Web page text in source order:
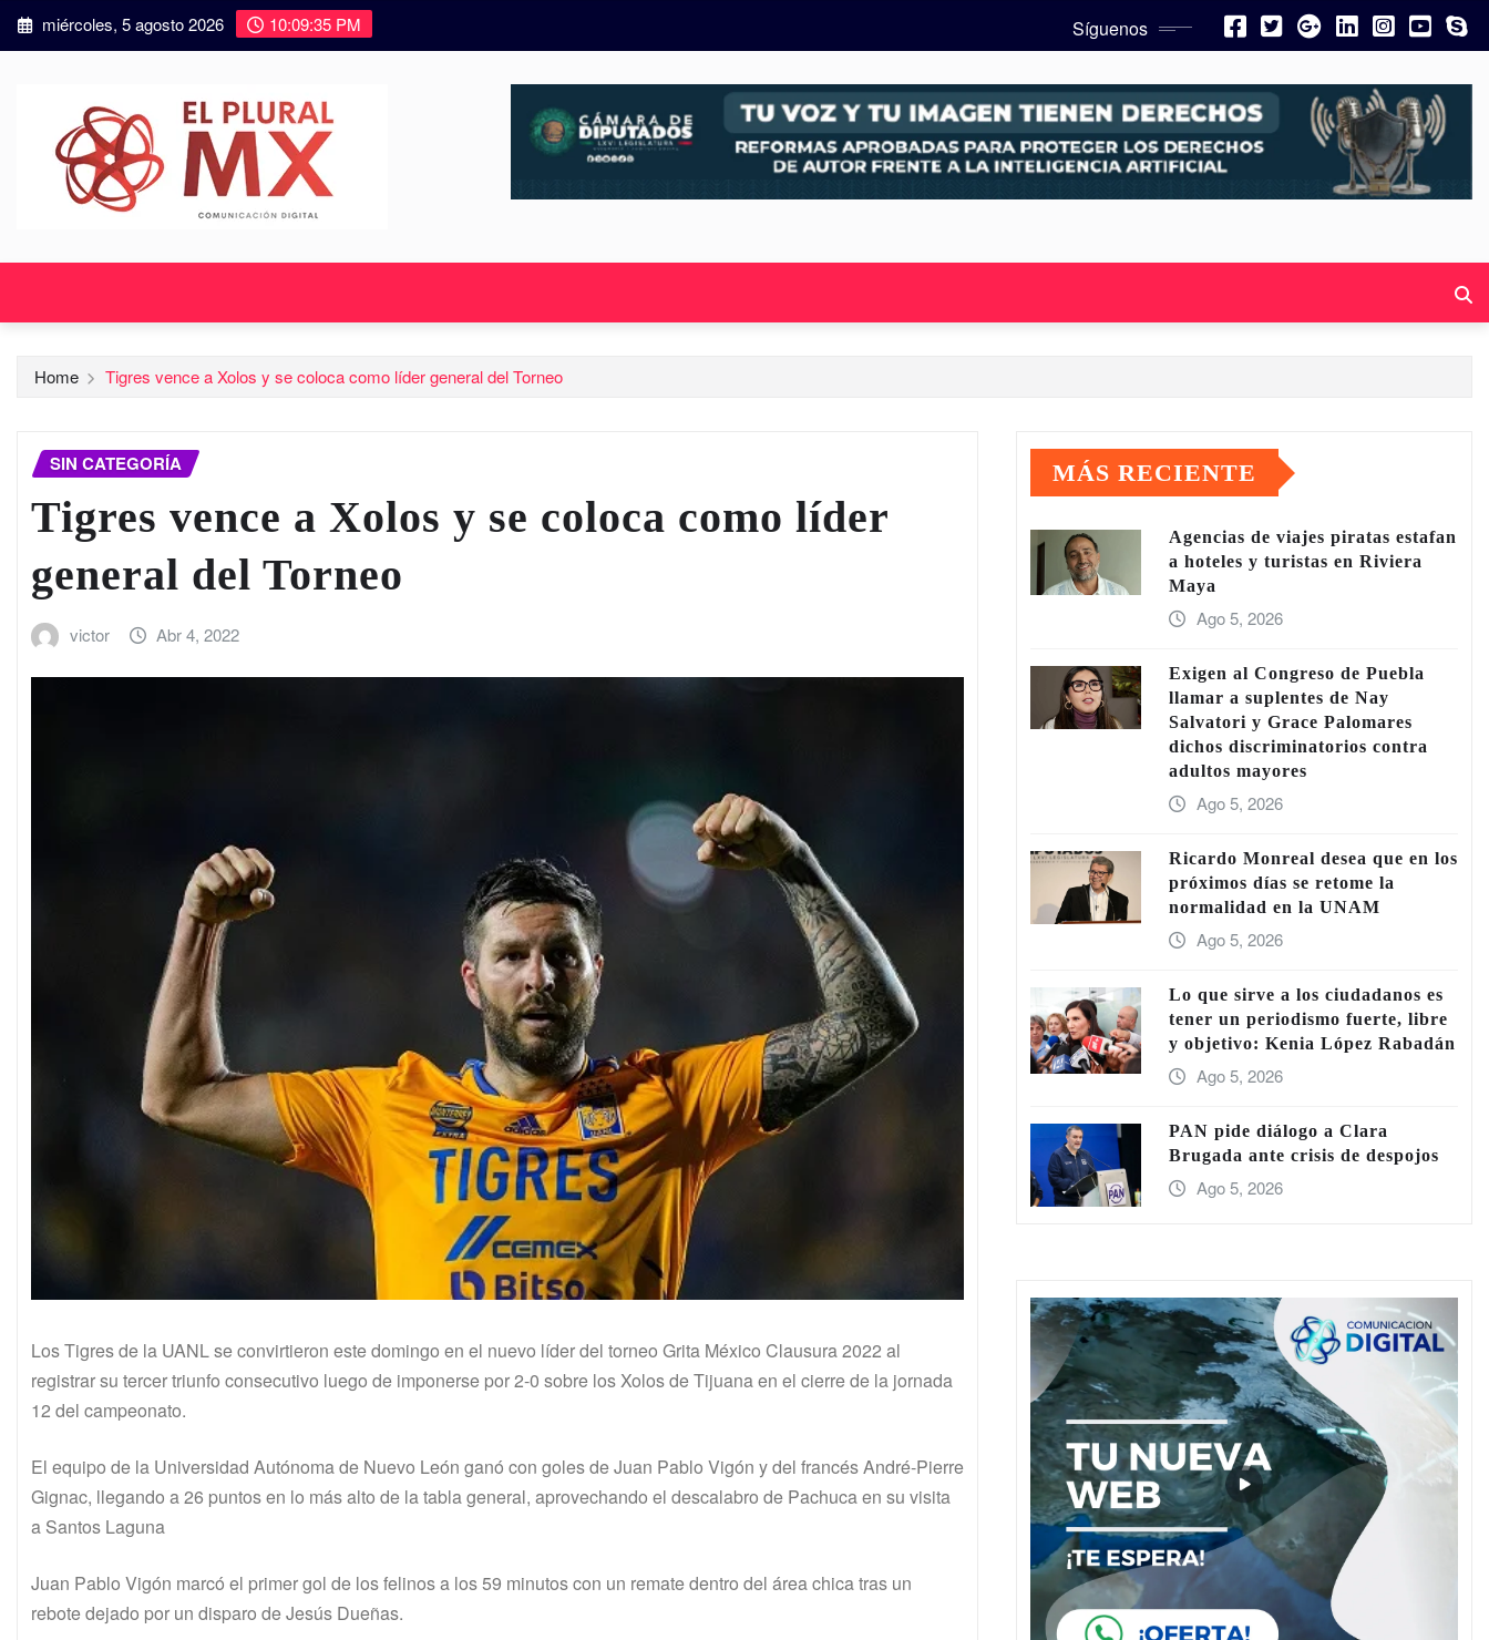
miércoles, 5 agosto 2026 10:09:36 PM Síguenos
Home Tigres vence a Xolos y se coloca como líder general del Torneo
SIN CATEGORÍA
Tigres vence a Xolos y se coloca como líder
general del Torneo
victor Abr 4, 2022
Los Tigres de la UANL se convirtieron este domingo en el nuevo líder del torneo Grita México Clausura 2022 al
registrar su tercer triunfo consecutivo luego de imponerse por 2-0 sobre los Xolos de Tijuana en el cierre de la jornada
12 del campeonato.
El equipo de la Universidad Autónoma de Nuevo León ganó con goles de Juan Pablo Vigón y del francés André-Pierre
Gignac, llegando a 26 puntos en lo más alto de la tabla general, aprovechando el descalabro de Pachuca en su visita
a Santos Laguna
Juan Pablo Vigón marcó el primer gol de los felinos a los 59 minutos con un remate dentro del área chica tras un
rebote dejado por un disparo de Jesús Dueñas.
MÁS RECIENTE
Agencias de viajes piratas estafan
a hoteles y turistas en Riviera
Maya
Ago 5, 2026
Exigen al Congreso de Puebla
llamar a suplentes de Nay
Salvatori y Grace Palomares
dichos discriminatorios contra
adultos mayores
Ago 5, 2026
Ricardo Monreal desea que en los
próximos días se retome la
normalidad en la UNAM
Ago 5, 2026
Lo que sirve a los ciudadanos es
tener un periodismo fuerte, libre
y objetivo: Kenia López Rabadán
Ago 5, 2026
PAN pide diálogo a Clara
Brugada ante crisis de despojos
Ago 5, 2026